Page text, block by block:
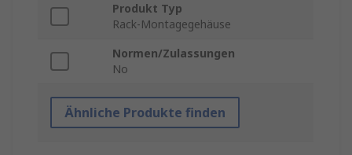
Produkt Typ
Rack-Montagegehäuse
Normen/Zulassungen
No
Ähnliche Produkte finden